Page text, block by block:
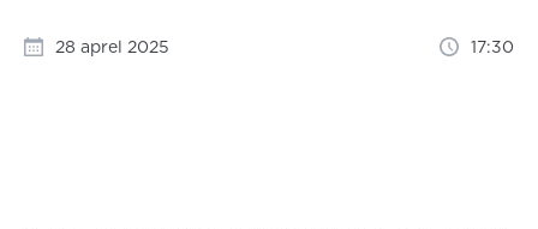
28 aprel 2025 17:30